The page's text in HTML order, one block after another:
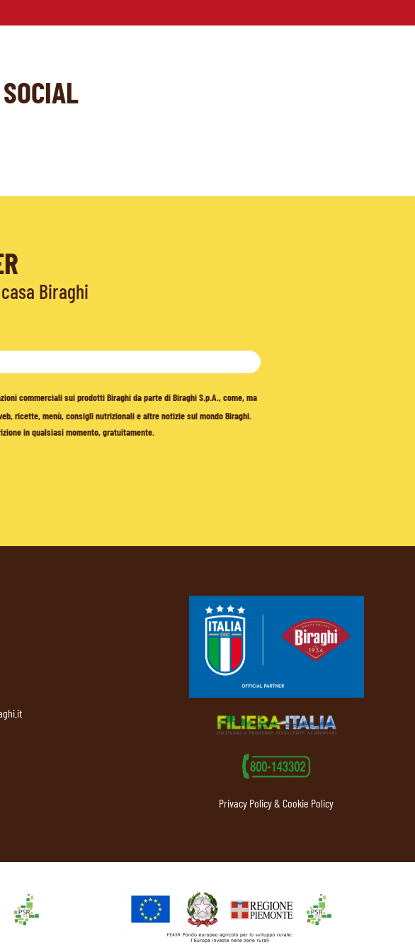
Biraghi
commerciali sui prodotti Biraghi da parte di Biraghi S.p.A., come, ma
ricette, menù, consigli nutrizionali e altre notizie sul mondo Biraghi.
in qualsiasi momento, gratuitamente.
Privacy Policy & Cookie Policy